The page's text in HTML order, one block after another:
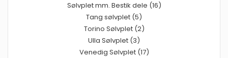
Sølvplet mm. Bestik dele (16)
Tang sølvplet (5)
Torino Sølvplet (2)
Ulla Sølvplet (3)
Venedig Sølvplet (17)